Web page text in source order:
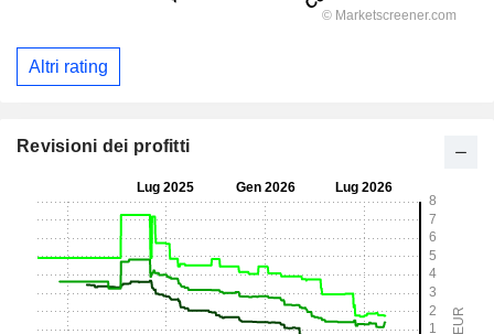
Altri rating
Revisioni dei profitti